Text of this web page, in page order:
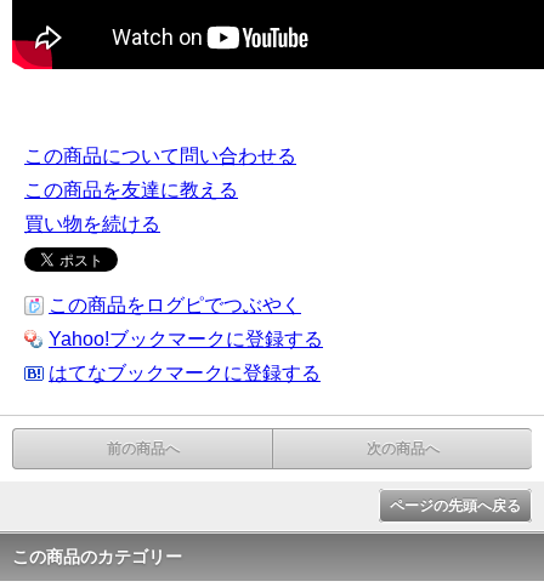
この商品について問い合わせる
この商品を友達に教える
買い物を続ける
この商品をログピでつぶやく
Yahoo!ブックマークに登録する
はてなブックマークに登録する
前の商品へ 次の商品へ
ページの先頭へ戻る
この商品のカテゴリー